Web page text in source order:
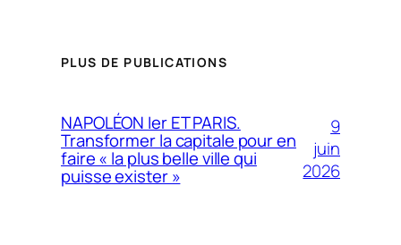
PLUS DE PUBLICATIONS
NAPOLÉON Ier ET PARIS.
Transformer la capitale pour en
faire « la plus belle ville qui
puisse exister »
9
juin
2026